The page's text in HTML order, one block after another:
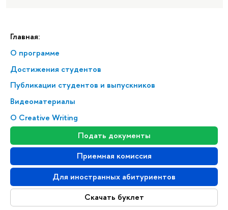
Главная:
О программе
Достижения студентов
Публикации студентов и выпускников
Видеоматериалы
О Creative Writing
Подать документы
Приемная комиссия
Для иностранных абитуриентов
Скачать буклет